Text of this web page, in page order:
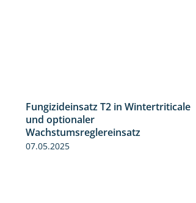
Fungizideinsatz T2 in Wintertriticale
und optionaler
Wachstumsreglereinsatz
07.05.2025